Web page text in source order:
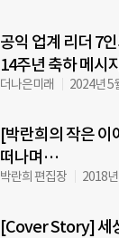
공익 업계 리더 7
14주년 축하 메시지
더나은미래 2024년 5
[박란희의 작은 이
떠나며…
박란희 편집장 2018
[Cover Story] 세